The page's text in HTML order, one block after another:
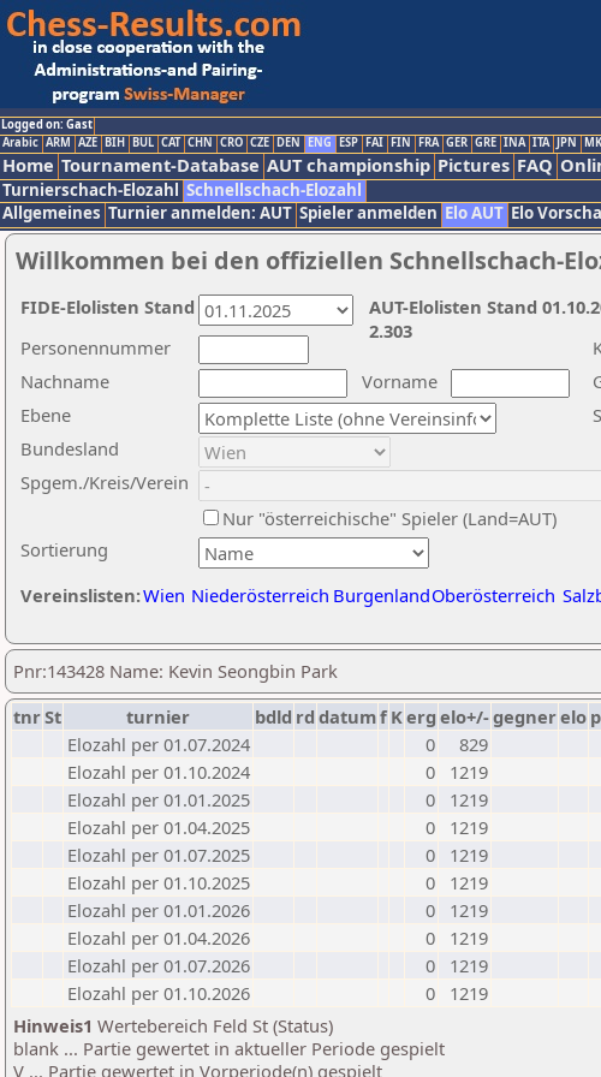
Logged on: Gast
Arabic ARM AZE BIH BUL CAT CHN CRO CZE DEN ENG ESP FAI FIN FRA GER GRE INA ITA JPN
Home Tournament-Database AUT championship Pictures FAQ
Turnierschach-Elozahl Schnellschach-Elozahl
Allgemeines Turnier anmelden: AUT Spieler anmelden Elo AUT Elo
Willkommen bei den offiziellen Schnellschach-
Nachname
Vorname
Ebene
Sortierung
Personennummer
Bundesland
Spgem./Kreis/Verein
Nur "österreichische" Spieler (Land=AUT)
Vereinslisten:Wien Niederösterreich BurgenlandOberösterreich
AUT-Elolisten Stand
2.303
FIDE-Elolisten Stand
Pnr:143428 Name: Kevin Seongbin Park
tnrSt turnier bdld rd datumf Kerg elo+/-gegnerelo
Elozahl per 01.07.2024
0
829
Elozahl per 01.10.2024
0
1219
Elozahl per 01.01.2025
0
1219
Elozahl per 01.04.2025
0
1219
Elozahl per 01.07.2025
0
1219
Elozahl per 01.10.2025
0
1219
Elozahl per 01.01.2026
0
1219
Elozahl per 01.04.2026
0
1219
Elozahl per 01.07.2026
0
1219
Elozahl per 01.10.2026
0
1219
Hinweis1 Wertebereich Feld St (Status)
blank ... Partie gewertet in aktueller Periode gespielt
V ... Partie gewertet in Vorperiode(n) gespielt